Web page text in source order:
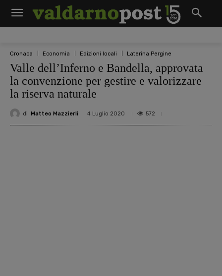
Cronaca Economia Edizioni locali Laterina Pergine
Valle dell’Inferno e Bandella, approvata
la convenzione per gestire e valorizzare
la riserva naturale
di Matteo Mazzierli 4 Luglio 2020 572